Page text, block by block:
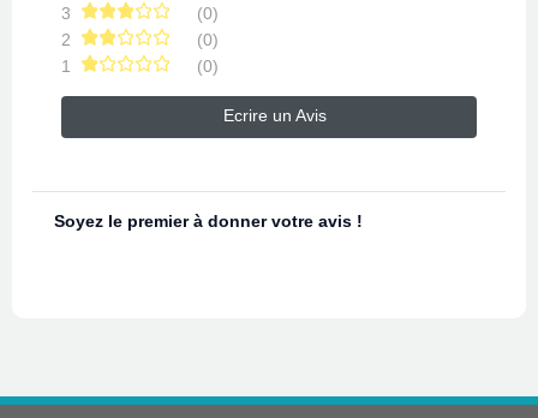
3
(0)
2
(0)
1
(0)
Ecrire un Avis
Soyez le premier à donner votre avis !